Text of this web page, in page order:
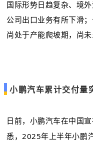
国际形势日趋复杂、境
公司出口业务有所下滑
尚处于产能爬坡期，尚未
小鹏汽车累计交付量
日前，小鹏汽车在中国
悉，2025年上半年小鹏